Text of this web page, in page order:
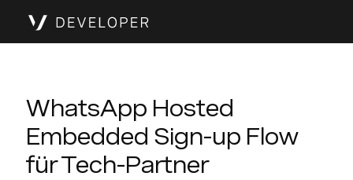
WhatsApp Hosted
Embedded Sign-up Flow
für Tech-Partner